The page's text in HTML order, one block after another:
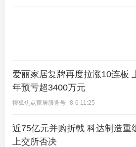
新房去甲醛最怕的克星第五 华
华为联合合作伙伴共同推出了“
牌，致力于从功能定义、ID设计
爱丽家居复牌再度拉涨10连板
年预亏超3400万元
搜狐焦点家居服务号 8-6 11:25
近75亿元并购折戟 科达制造重
上交所否决